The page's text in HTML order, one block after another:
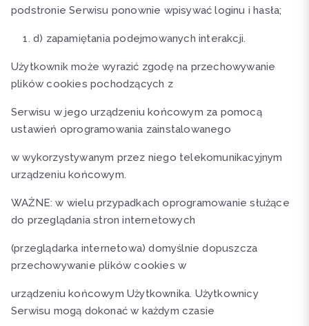
podstronie Serwisu ponownie wpisywać loginu i hasła;
d) zapamiętania podejmowanych interakcji.
Użytkownik może wyrazić zgodę na przechowywanie
plików cookies pochodzących z
Serwisu w jego urządzeniu końcowym za pomocą
ustawień oprogramowania zainstalowanego
w wykorzystywanym przez niego telekomunikacyjnym
urządzeniu końcowym.
WAŻNE: w wielu przypadkach oprogramowanie służące
do przeglądania stron internetowych
(przeglądarka internetowa) domyślnie dopuszcza
przechowywanie plików cookies w
urządzeniu końcowym Użytkownika. Użytkownicy
Serwisu mogą dokonać w każdym czasie